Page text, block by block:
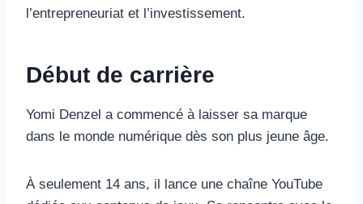
l’entrepreneuriat et l’investissement.
Début de carrière
Yomi Denzel a commencé à laisser sa marque
dans le monde numérique dès son plus jeune âge.
À seulement 14 ans, il lance une chaîne YouTube